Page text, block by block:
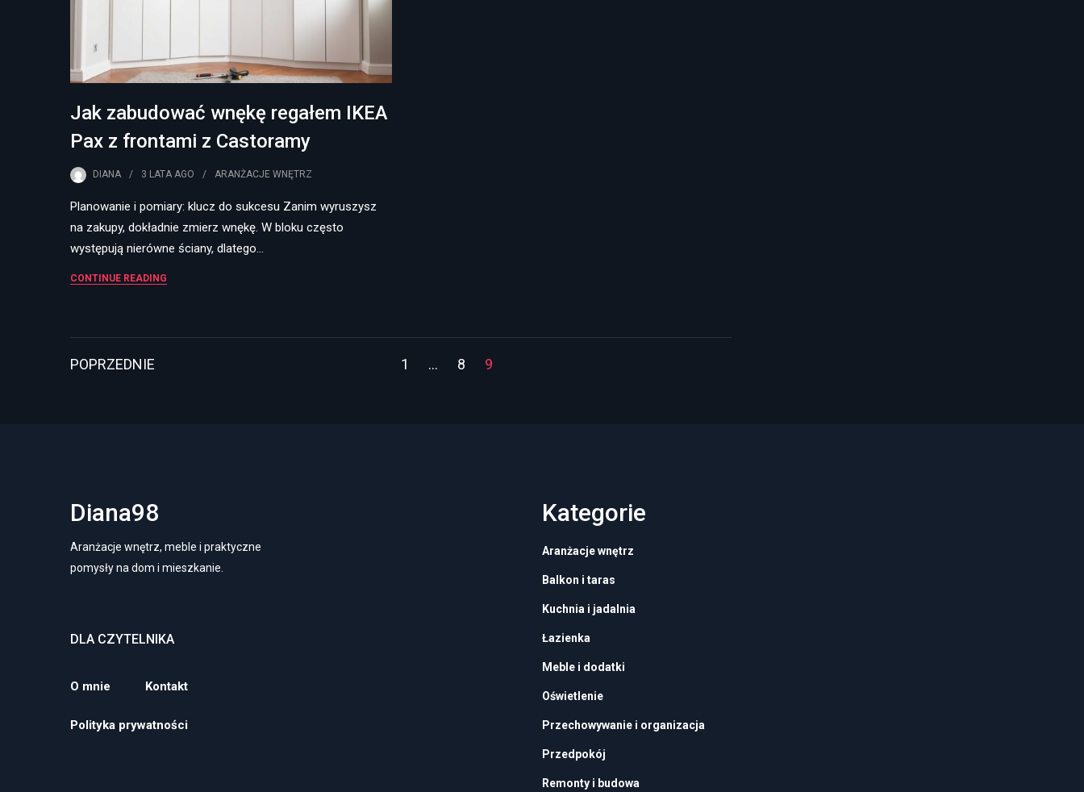
Jak zabudować wnękę regałem IKEA
Pax z frontami z Castoramy
DIANA 3 LATA AGO ARANŻACJE WNĘTRZ
Planowanie i pomiary: klucz do sukcesu Zanim wyruszysz
na zakupy, dokładnie zmierz wnękę. W bloku często
występują nierówne ściany, dlatego…
CONTINUE READING
Stronicowanie
POPRZEDNIE 1 … 8 9
Diana98
Aranżacje wnętrz, meble i praktyczne
pomysły na dom i mieszkanie.
DLA CZYTELNIKA
O mnie Kontakt
Polityka prywatności
Kategorie
Aranżacje wnętrz
Balkon i taras
Kuchnia i jadalnia
Łazienka
Meble i dodatki
Oświetlenie
Przechowywanie i organizacja
Przedpokój
Remonty i budowa